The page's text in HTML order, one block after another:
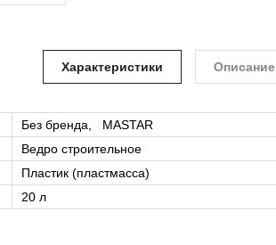
Характеристики Описание
Без бренда, MASTAR
Ведро строительное
Пластик (пластмасса)
20 л